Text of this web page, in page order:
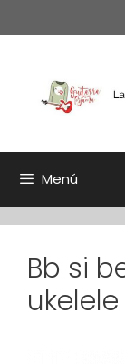
al
Menú
Bb si
ukelele